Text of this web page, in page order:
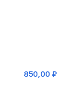
850,00 ₽